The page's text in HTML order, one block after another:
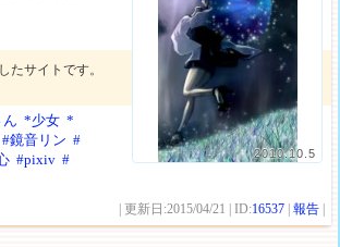
2010.10.5
たサイトです。
*少女 *
#鏡音リン #
#pixiv #
| 更新日:2015/04/21 | ID:16537 |報告